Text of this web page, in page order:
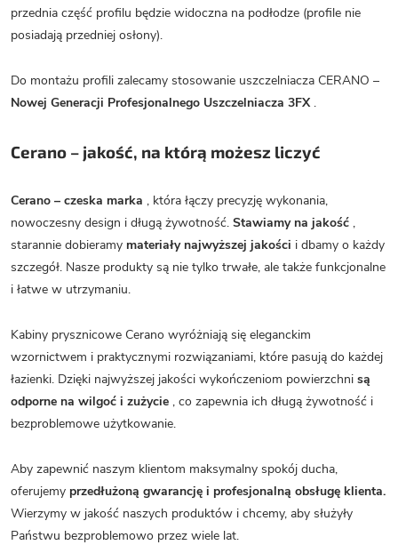
przednia część profilu będzie widoczna na podłodze (profile nie
posiadają przedniej osłony).
Do montażu profili zalecamy stosowanie uszczelniacza CERANO –
Nowej Generacji Profesjonalnego Uszczelniacza 3FX.
Cerano – jakość, na którą możesz liczyć
Cerano – czeska marka , która łączy precyzję wykonania,
nowoczesny design i długą żywotność. Stawiamy na jakość ,
starannie dobieramy materiały najwyższej jakości i dbamy o każdy
szczegół. Nasze produkty są nie tylko trwałe, ale także funkcjonalne
i łatwe w utrzymaniu.
Kabiny prysznicowe Cerano wyróżniają się eleganckim
wzornictwem i praktycznymi rozwiązaniami, które pasują do każdej
łazienki. Dzięki najwyższej jakości wykończeniom powierzchni są
odporne na wilgoć i zużycie , co zapewnia ich długą żywotność i
bezproblemowe użytkowanie.
Aby zapewnić naszym klientom maksymalny spokój ducha,
oferujemy przedłużoną gwarancję i profesjonalną obsługę klienta.
Wierzymy w jakość naszych produktów i chcemy, aby służyły
Państwu bezproblemowo przez wiele lat.